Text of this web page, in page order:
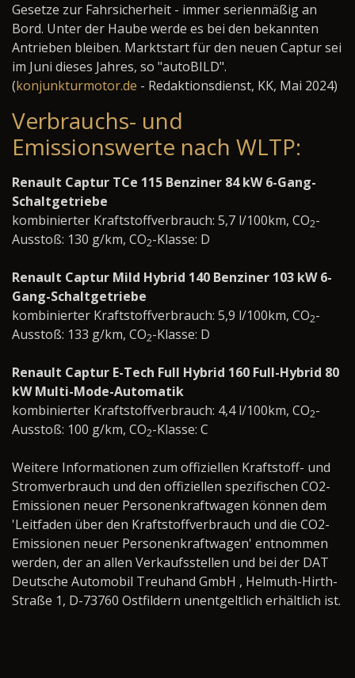
Gesetze zur Fahrsicherheit - immer serienmäßig an
Bord. Unter der Haube werde es bei den bekannten
Antrieben bleiben. Marktstart für den neuen Captur sei
im Juni dieses Jahres, so "autoBILD".
(konjunkturmotor.de - Redaktionsdienst, KK, Mai 2024)
Verbrauchs- und
Emissionswerte nach WLTP:
Renault Captur TCe 115 Benziner 84 kW 6-Gang-
Schaltgetriebe
kombinierter Kraftstoffverbrauch: 5,7 l/100km, CO2-
Ausstoß: 130 g/km, CO2-Klasse: D
Renault Captur Mild Hybrid 140 Benziner 103 kW 6-
Gang-Schaltgetriebe
kombinierter Kraftstoffverbrauch: 5,9 l/100km, CO2-
Ausstoß: 133 g/km, CO2-Klasse: D
Renault Captur E-Tech Full Hybrid 160 Full-Hybrid 80
kW Multi-Mode-Automatik
kombinierter Kraftstoffverbrauch: 4,4 l/100km, CO2-
Ausstoß: 100 g/km, CO2-Klasse: C
Weitere Informationen zum offiziellen Kraftstoff- und
Stromverbrauch und den offiziellen spezifischen CO2-
Emissionen neuer Personenkraftwagen können dem
'Leitfaden über den Kraftstoffverbrauch und die CO2-
Emissionen neuer Personenkraftwagen' entnommen
werden, der an allen Verkaufsstellen und bei der DAT
Deutsche Automobil Treuhand GmbH , Helmuth-Hirth-
Straße 1, D-73760 Ostfildern unentgeltlich erhältlich ist.